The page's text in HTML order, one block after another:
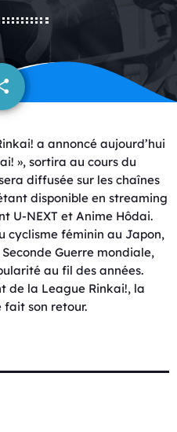
a annoncé aujourd’hui
», sortira au cours du
diffusée sur les chaînes
disponible en streaming
U-NEXT et Anime Hôdai.
cyclisme féminin au Japon,
Guerre mondiale,
au fil des années.
de la League Rinkai!, la
son retour.